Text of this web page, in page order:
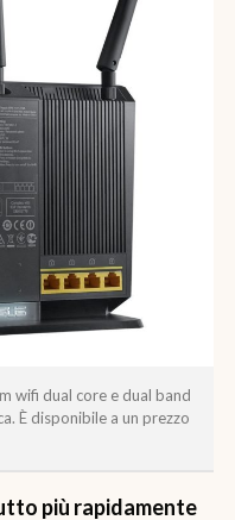
wifi dual core e dual band
È disponibile a un prezzo
più rapidamente